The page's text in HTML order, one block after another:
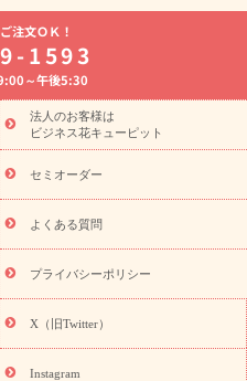
集
誕生日フラワーギフト特集
開店・開業祝い
供え・お悔やみの花
る花 胡蝶蘭・花鉢
ひまわり ギフト・プレゼント
季節のイベント
お盆 花（新
）
お盆・お供え 花とセットギ
ラワー
ひまわり ギフト・プ
・暑中見舞い 花のギフト特集
ゼント特集
日 花のおすすめランキング
敬
ト特集
敬老の日 花とセットギ
花 全てのギフト一覧
キャン
アンズ』コラボキャンペーン
ペーン
誕生日の花を探す
ラワーギフト特集
注文ＯＫ！
1593
～午後5:30
法人のお客様は
ビジネス花キューピット
セミオーダー
よくある質問
プライバシーポリシー
X（旧Twitter）
Instagram